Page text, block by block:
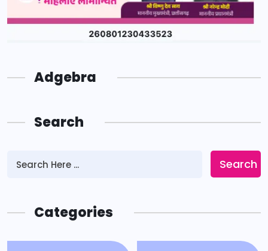
Adgebra
Search
Search
Categories